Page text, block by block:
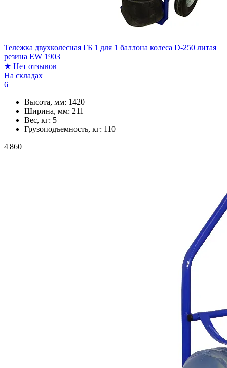
Тележка двухколесная ГБ 1 для 1 баллона колеса D-250 литая
резина EW 1903
★ Нет отзывов
На складах
6
Высота, мм: 1420
Ширина, мм: 211
Вес, кг: 5
Грузоподъемность, кг: 110
4 860